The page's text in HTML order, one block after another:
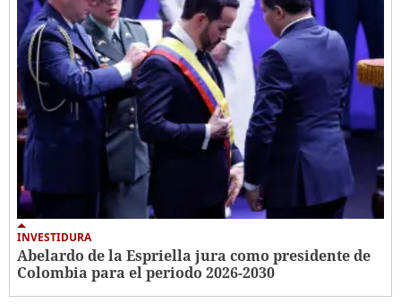
INVESTIDURA
Abelardo de la Espriella jura como presidente de
Colombia para el periodo 2026-2030